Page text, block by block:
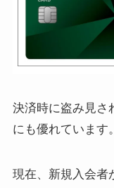
決済時に盗み見さ
にも優れています。
現在、新規入会者